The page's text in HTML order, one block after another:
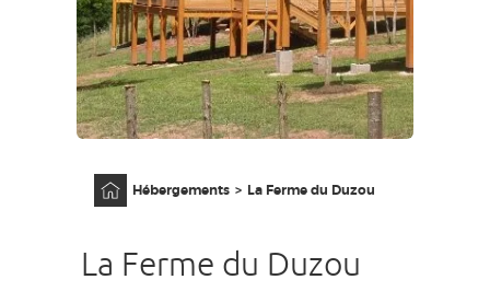
Hébergements La Ferme du Duzou
La Ferme du Duzou